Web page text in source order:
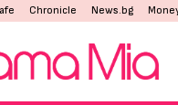
Chronicle News.bg